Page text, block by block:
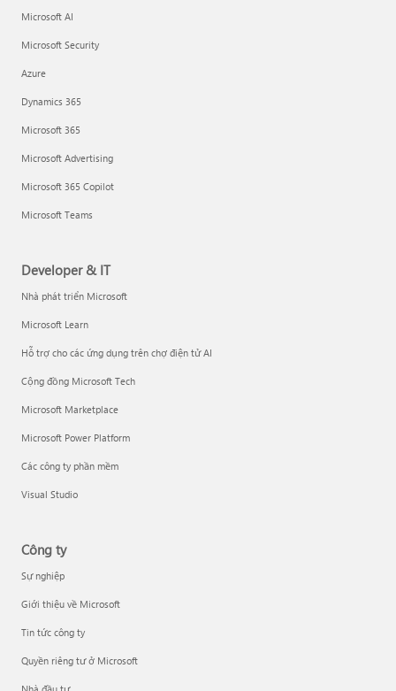
Microsoft AI
Microsoft Security
Azure
Dynamics 365
Microsoft 365
Microsoft Advertising
Microsoft 365 Copilot
Microsoft Teams
Developer & IT
Nhà phát triển Microsoft
Microsoft Learn
Hỗ trợ cho các ứng dụng trên chợ điện tử AI
Cộng đồng Microsoft Tech
Microsoft Marketplace
Microsoft Power Platform
Các công ty phần mềm
Visual Studio
Công ty
Sự nghiệp
Giới thiệu về Microsoft
Tin tức công ty
Quyền riêng tư ở Microsoft